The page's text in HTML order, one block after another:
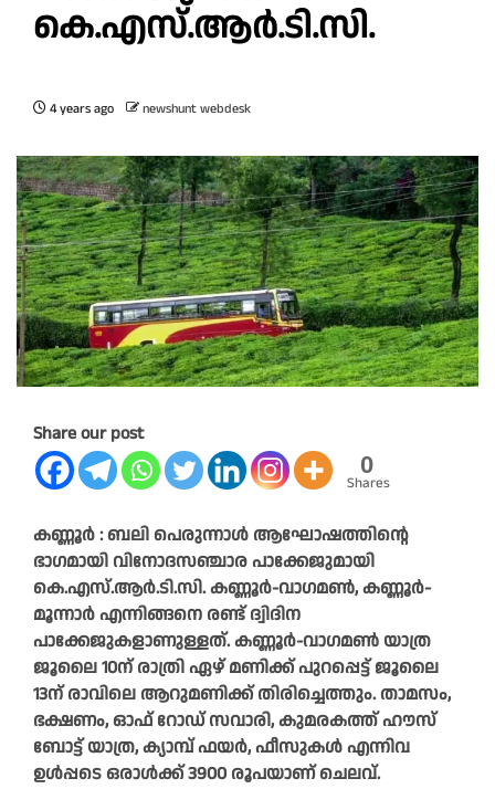
കെ.എസ്.ആർ.ടി.സി.
4 years ago newshunt webdesk
Share our post
0
Shares
കണ്ണൂർ : ബലി പെരുന്നാൾ ആഘോഷത്തിന്റെ
ഭാഗമായി വിനോദസഞ്ചാര പാക്കേജുമായി
കെ.എസ്.ആർ.ടി.സി. കണ്ണൂർ-വാഗമൺ, കണ്ണൂർ-
മൂന്നാർ എന്നിങ്ങനെ രണ്ട് ദ്വിദിന
പാക്കേജുകളാണുള്ളത്. കണ്ണൂർ-വാഗമൺ യാത്ര
ജൂലൈ 10ന് രാത്രി ഏഴ് മണിക്ക് പുറപ്പെട്ട് ജൂലൈ
13ന് രാവിലെ ആറുമണിക്ക് തിരിച്ചെത്തും. താമസം,
ഭക്ഷണം, ഓഫ് റോഡ് സവാരി, കുമരകത്ത് ഹൗസ്
ബോട്ട് യാത്ര, ക്യാമ്പ് ഫയർ, ഫീസുകൾ എന്നിവ
ഉൾപ്പടെ ഒരാൾക്ക് 3900 രൂപയാണ് ചെലവ്.